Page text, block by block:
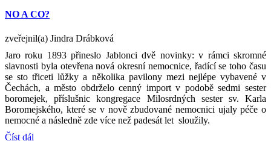
NO A CO?
zveřejnil(a) Jindra Drábková
Jaro roku 1893 přineslo Jablonci dvě novinky: v rámci skromné
slavnosti byla otevřena nová okresní nemocnice, řadící se toho času
se sto třiceti lůžky a několika pavilony mezi nejlépe vybavené v
Čechách, a město obdrželo cenný import v podobě sedmi sester
boromejek, příslušnic kongregace Milosrdných sester sv. Karla
Boromejského, které se v nově zbudované nemocnici ujaly péče o
nemocné a následně zde více než padesát let sloužily.
Číst dál